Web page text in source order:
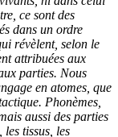
ce sont des
dans un ordre
révèlent, selon le
attribuées aux
parties. Nous
en atomes, que
Phonèmes,
aussi des parties
les tissus, les